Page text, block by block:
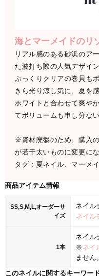
海とマーメイドのリ
リアル感のある砂浜のア
た波打ち際の人気デザイン
ぷっくりクリアの巻貝も
きら光り涼し気に、夏を感
ホワイトと合わせて爽や
てボリュームも申し分な
※資材廃盤のため、購入
が若干太いものに変更にな
タグ：夏ネイル、マーメ
商品アイテム情報
SS,S,M,L,オーダーサ
イズ
ネイル
ネイル
1本
ネイル
※ネイ
ません。
このネイルに関するキーワー